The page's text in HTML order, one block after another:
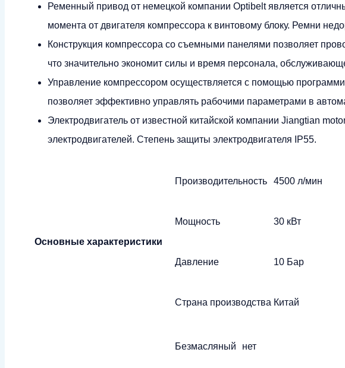
Ременный привод от немецкой компании Optibelt является
момента от двигателя компрессора к винтовому блоку. Ремни
Конструкция компрессора со съемными панелями позволяет
что значительно экономит силы и время персонала,
Управление компрессором осуществляется с помощью
позволяет эффективно управлять рабочими параметрами в
Электродвигатель от известной китайской компании Jiangtian
электродвигателей. Степень защиты электродвигателя IP55.
Основные характеристики
Производительность 4500 л/мин
Мощность 30 кВт
Давление 10 Бар
Страна производства Китай
Безмасляный нет